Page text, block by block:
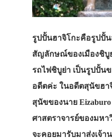
รูปปั้นฮาจิโกะคือรูปปั้
สัญลักษณ์ของเมืองชิบู
รถไฟชิบูย่า เป็นรูปปั้น
อดีตค่ะ ในอดีตสุนัขฮา
สุนัขของนาย Eizaburo
ศาสตราจารย์ของมหา
จะคอยมารับมาส่งเจ้